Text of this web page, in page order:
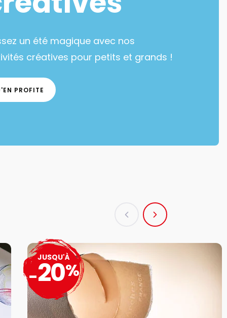
un été magique avec nos
créatives pour petits et grands !
PROFITE
JUSQU'À
-20%